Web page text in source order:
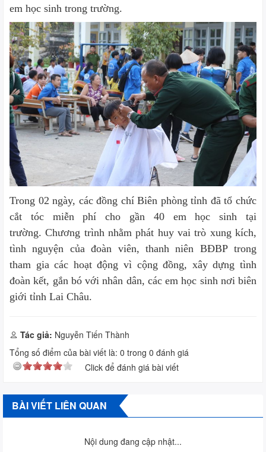
em học sinh trong trường.
Trong 02 ngày, các đồng chíBiên phòng tỉnh đã tổ chức
cắt tóc miễn phí cho gần 40 em học sinh tại
trường. Chương trình nhằm phát huy vai trò xung kích,
tình nguyện của đoàn viên, thanh niên BĐBP trong
tham gia các hoạt động vì cộng đồng, xây dựng tình
đoàn kết, gắn bó với nhân dân, các em học sinh nơi biên
giới tỉnh Lai Châu.
Tác giả: Nguyễn Tiến Thành
Tổng số điểm của bài viết là: 0 trong 0 đánh giá
Click để đánh giá bài viết
BÀI VIẾT LIÊN QUAN
Nội dung đang cập nhật...